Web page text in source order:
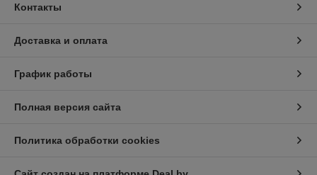
Контакты
Доставка и оплата
График работы
Полная версия сайта
Политика обработки cookies